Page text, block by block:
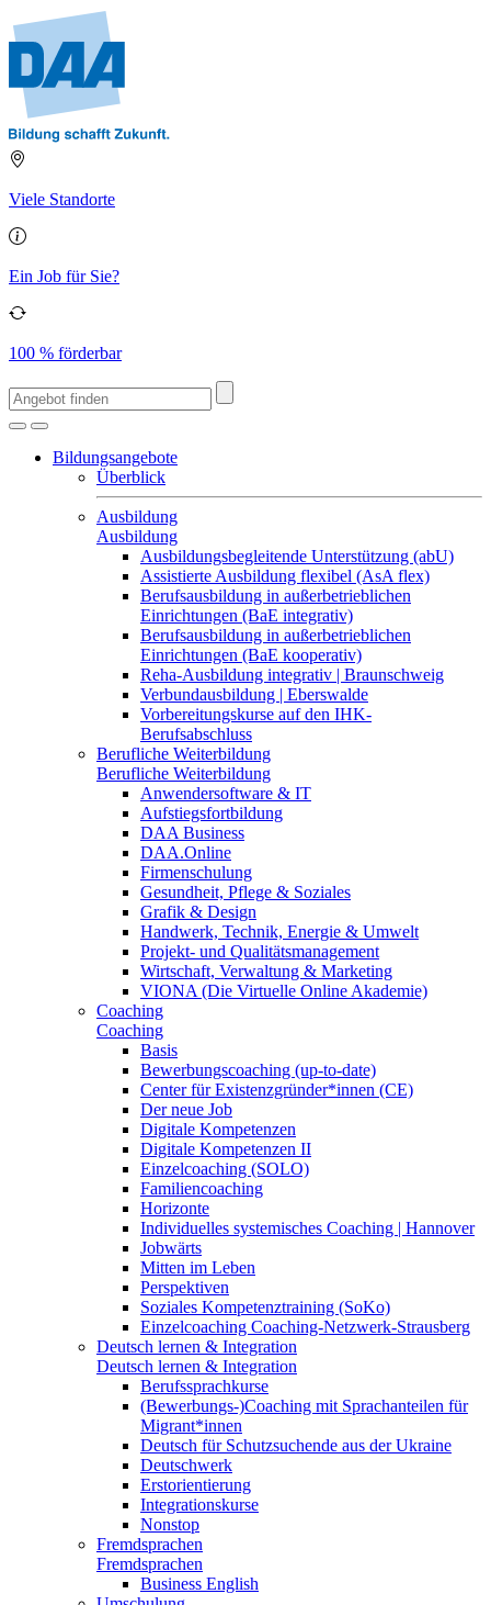
Viele Standorte
Ein Job für Sie?
100 % förderbar
Bildungsangebote
Überblick
Ausbildung
Ausbildung
Ausbildungsbegleitende Unterstützung (abU)
Assistierte Ausbildung flexibel (AsA flex)
Berufsausbildung in außerbetrieblichen
Einrichtungen (BaE integrativ)
Berufsausbildung in außerbetrieblichen
Einrichtungen (BaE kooperativ)
Reha-Ausbildung integrativ | Braunschweig
Verbundausbildung | Eberswalde
Vorbereitungskurse auf den IHK-
Berufsabschluss
Berufliche Weiterbildung
Berufliche Weiterbildung
Anwendersoftware & IT
Aufstiegsfortbildung
DAA Business
DAA.Online
Firmenschulung
Gesundheit, Pflege & Soziales
Grafik & Design
Handwerk, Technik, Energie & Umwelt
Projekt- und Qualitätsmanagement
Wirtschaft, Verwaltung & Marketing
VIONA (Die Virtuelle Online Akademie)
Coaching
Coaching
Basis
Bewerbungscoaching (up-to-date)
Center für Existenzgründer*innen (CE)
Der neue Job
Digitale Kompetenzen
Digitale Kompetenzen II
Einzelcoaching (SOLO)
Familiencoaching
Horizonte
Individuelles systemisches Coaching | Hannover
Jobwärts
Mitten im Leben
Perspektiven
Soziales Kompetenztraining (SoKo)
Einzelcoaching Coaching-Netzwerk-Strausberg
Deutsch lernen & Integration
Deutsch lernen & Integration
Berufssprachkurse
(Bewerbungs-)Coaching mit Sprachanteilen für
Migrant*innen
Deutsch für Schutzsuchende aus der Ukraine
Deutschwerk
Erstorientierung
Integrationskurse
Nonstop
Fremdsprachen
Fremdsprachen
Business English